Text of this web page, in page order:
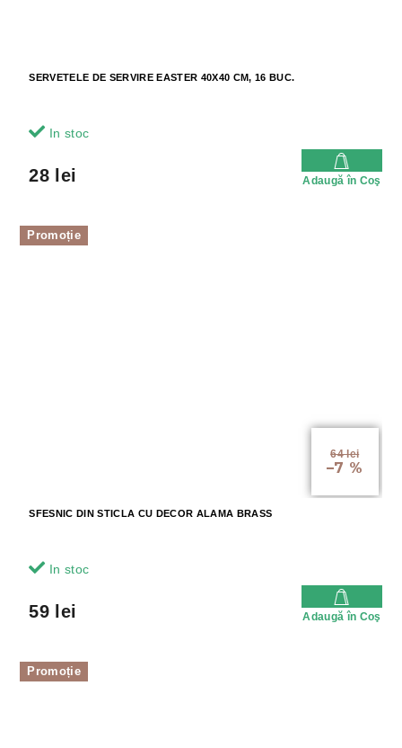
SERVETELE DE SERVIRE EASTER 40X40 CM, 16 BUC.
In stoc
28 lei Adaugă în Coş
Promoție
64 lei
–7 %
SFESNIC DIN STICLA CU DECOR ALAMA BRASS
In stoc
59 lei Adaugă în Coş
Promoție